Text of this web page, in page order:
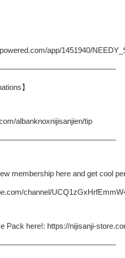
app/1451940/
】
albanknoxnijisanjien/tip
membership here and get cool
channel/
Pack here!: https://nijisanji-